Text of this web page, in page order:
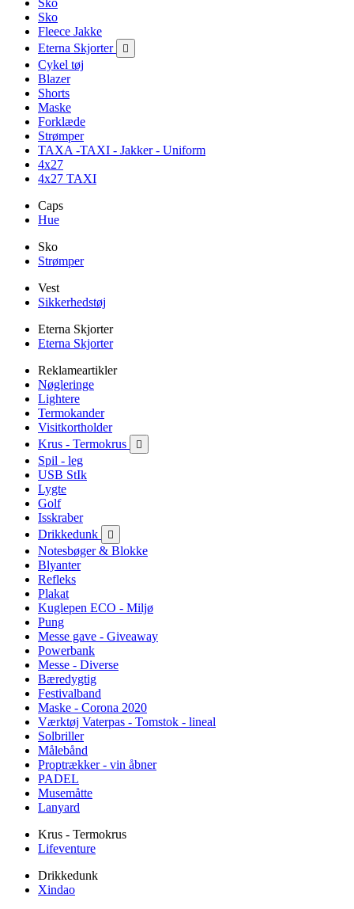
Sko
Sko
Fleece Jakke
Eterna Skjorter

Cykel tøj
Blazer
Shorts
Maske
Forklæde
Strømper
TAXA -TAXI - Jakker - Uniform
4x27
4x27 TAXI
Caps
Hue
Sko
Strømper
Vest
Sikkerhedstøj
Eterna Skjorter
Eterna Skjorter
Reklameartikler
Nøgleringe
Lightere
Termokander
Visitkortholder
Krus - Termokrus

Spil - leg
USB StIk
Lygte
Golf
Isskraber
Drikkedunk

Notesbøger & Blokke
Blyanter
Refleks
Plakat
Kuglepen ECO - Miljø
Pung
Messe gave - Giveaway
Powerbank
Messe - Diverse
Bæredygtig
Festivalband
Maske - Corona 2020
Værktøj Vaterpas - Tomstok - lineal
Solbriller
Målebånd
Proptrækker - vin åbner
PADEL
Musemåtte
Lanyard
Krus - Termokrus
Lifeventure
Drikkedunk
Xindao